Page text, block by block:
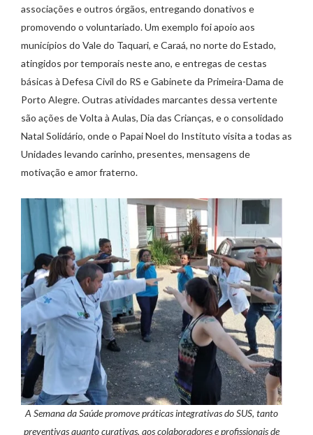
associações e outros órgãos, entregando donativos e
promovendo o voluntariado. Um exemplo foi apoio aos
municípios do Vale do Taquari, e Caraá, no norte do Estado,
atingidos por temporais neste ano, e entregas de cestas
básicas à Defesa Civil do RS e Gabinete da Primeira-Dama de
Porto Alegre. Outras atividades marcantes dessa vertente
são ações de Volta à Aulas, Dia das Crianças, e o consolidado
Natal Solidário, onde o Papai Noel do Instituto visita a todas as
Unidades levando carinho, presentes, mensagens de
motivação e amor fraterno.
A Semana da Saúde promove práticas integrativas do SUS, tanto
preventivas quanto curativas, aos colaboradores e profissionais de